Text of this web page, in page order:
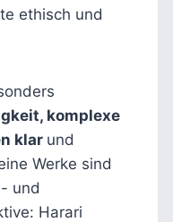
ethisch und
komplexe
klar und
Werke sind
und
Harari